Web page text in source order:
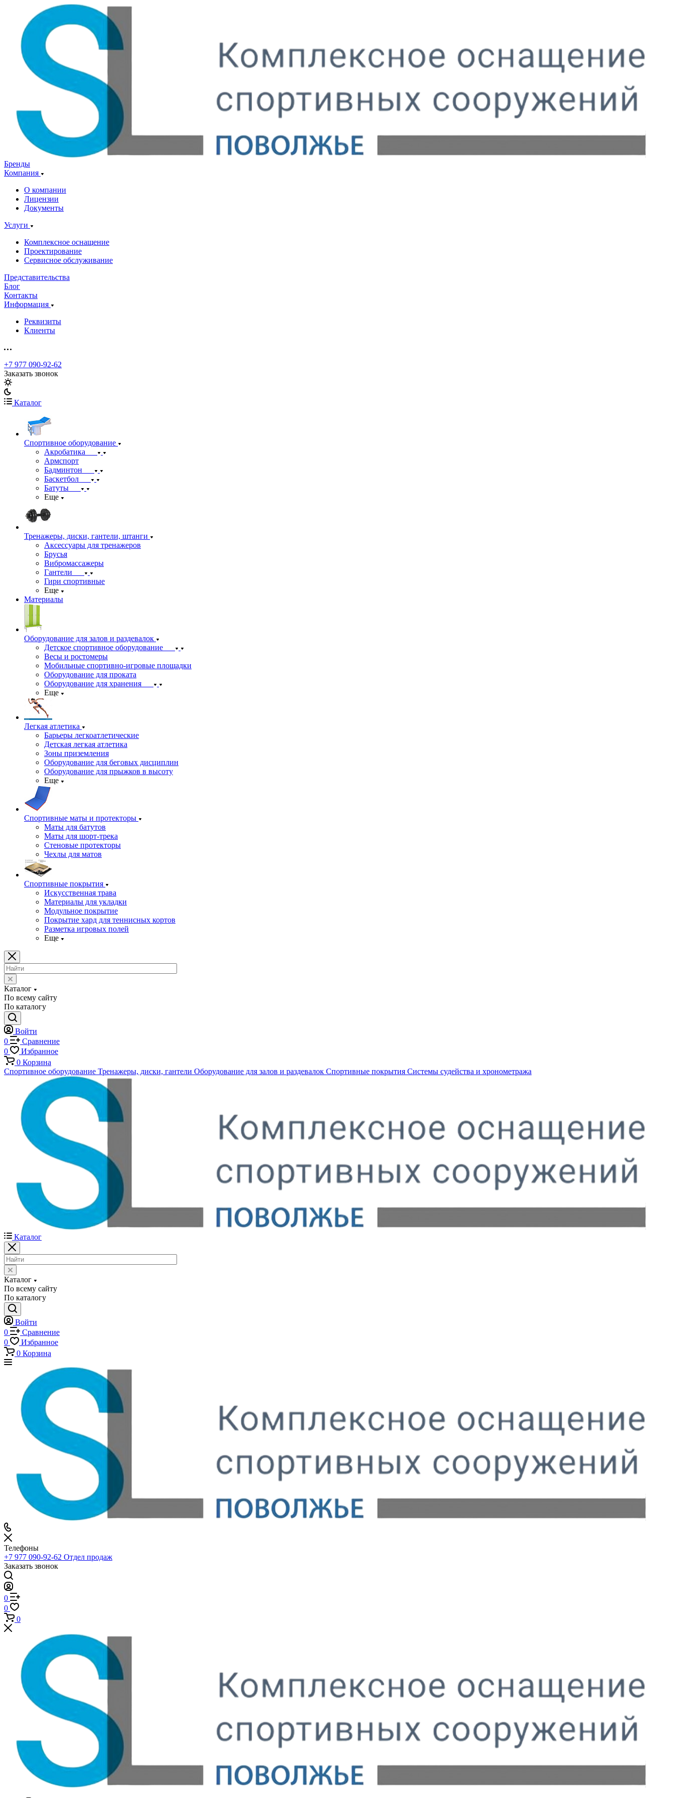
Бренды
Компания
О компании
Лицензии
Документы
Услуги
Комплексное оснащение
Проектирование
Сервисное обслуживание
Представительства
Блог
Контакты
Информация
Реквизиты
Клиенты
+7 977 090-92-62
Заказать звонок
Каталог
Спортивное оборудование
Акробатика
Армспорт
Бадминтон
Баскетбол
Батуты
Еще
Тренажеры, диски, гантели, штанги
Аксессуары для тренажеров
Брусья
Вибромассажеры
Гантели
Гири спортивные
Еще
Материалы
Оборудование для залов и раздевалок
Детское спортивное оборудование
Весы и ростомеры
Мобильные спортивно-игровые площадки
Оборудование для проката
Оборудование для хранения
Еще
Легкая атлетика
Барьеры легкоатлетические
Детская легкая атлетика
Зоны приземления
Оборудование для беговых дисциплин
Оборудование для прыжков в высоту
Еще
Спортивные маты и протекторы
Маты для батутов
Маты для шорт-трека
Стеновые протекторы
Чехлы для матов
Спортивные покрытия
Искусственная трава
Материалы для укладки
Модульное покрытие
Покрытие хард для теннисных кортов
Разметка игровых полей
Еще
Каталог
По всему сайту
По каталогу
Войти
0
Сравнение
0
Избранное
0 Корзина
Спортивное оборудование Тренажеры, диски, гантели Оборудование для залов и раздевалок Спортивные покрытия Системы судейства и хронометража
Каталог
Каталог
По всему сайту
По каталогу
Войти
0
Сравнение
0
Избранное
0 Корзина
Телефоны
+7 977 090-92-62 Отдел продаж
Заказать звонок
0
0
0